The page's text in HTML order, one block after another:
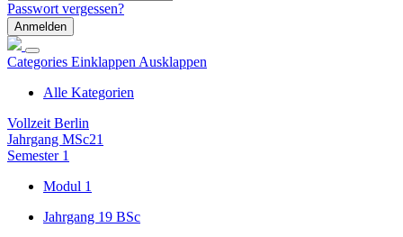
Passwort vergessen?
Anmelden
Categories Einklappen Ausklappen
Alle Kategorien
Vollzeit Berlin
Jahrgang MSc21
Semester 1
Modul 1
Jahrgang 19 BSc